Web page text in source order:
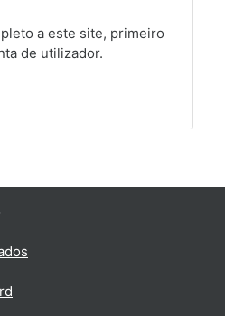
a este site, primeiro
de utilizador.